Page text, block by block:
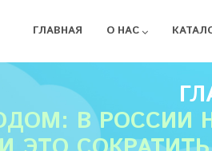
ГЛАВНАЯ О НАС
В РОССИИ